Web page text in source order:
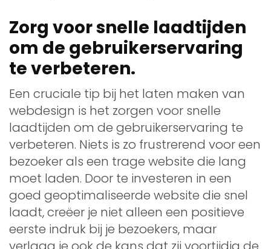
Zorg voor snelle laadtijden
om de gebruikerservaring
te verbeteren.
Een cruciale tip bij het laten maken van
webdesign is het zorgen voor snelle
laadtijden om de gebruikerservaring te
verbeteren. Niets is zo frustrerend voor een
bezoeker als een trage website die lang
moet laden. Door te investeren in een
goed geoptimaliseerde website die snel
laadt, creëer je niet alleen een positieve
eerste indruk bij je bezoekers, maar